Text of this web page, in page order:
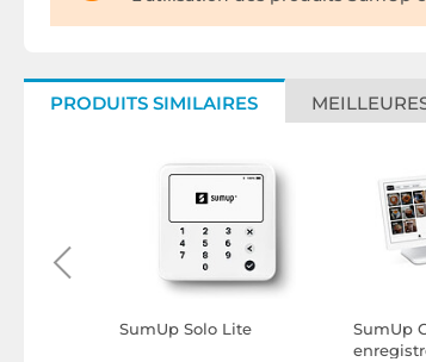
PRODUITS SIMILAIRES
SumUp Solo Lite
SumUp